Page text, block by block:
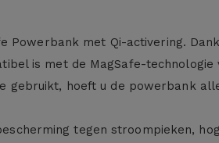
Powerbank met Qi-activering.
is met de MagSafe-technologie
gebruikt, hoeft u de powerbank
tegen stroompieken,